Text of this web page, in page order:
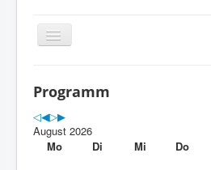
Programm
Programm
August 2026
Mo
Di Mi Do